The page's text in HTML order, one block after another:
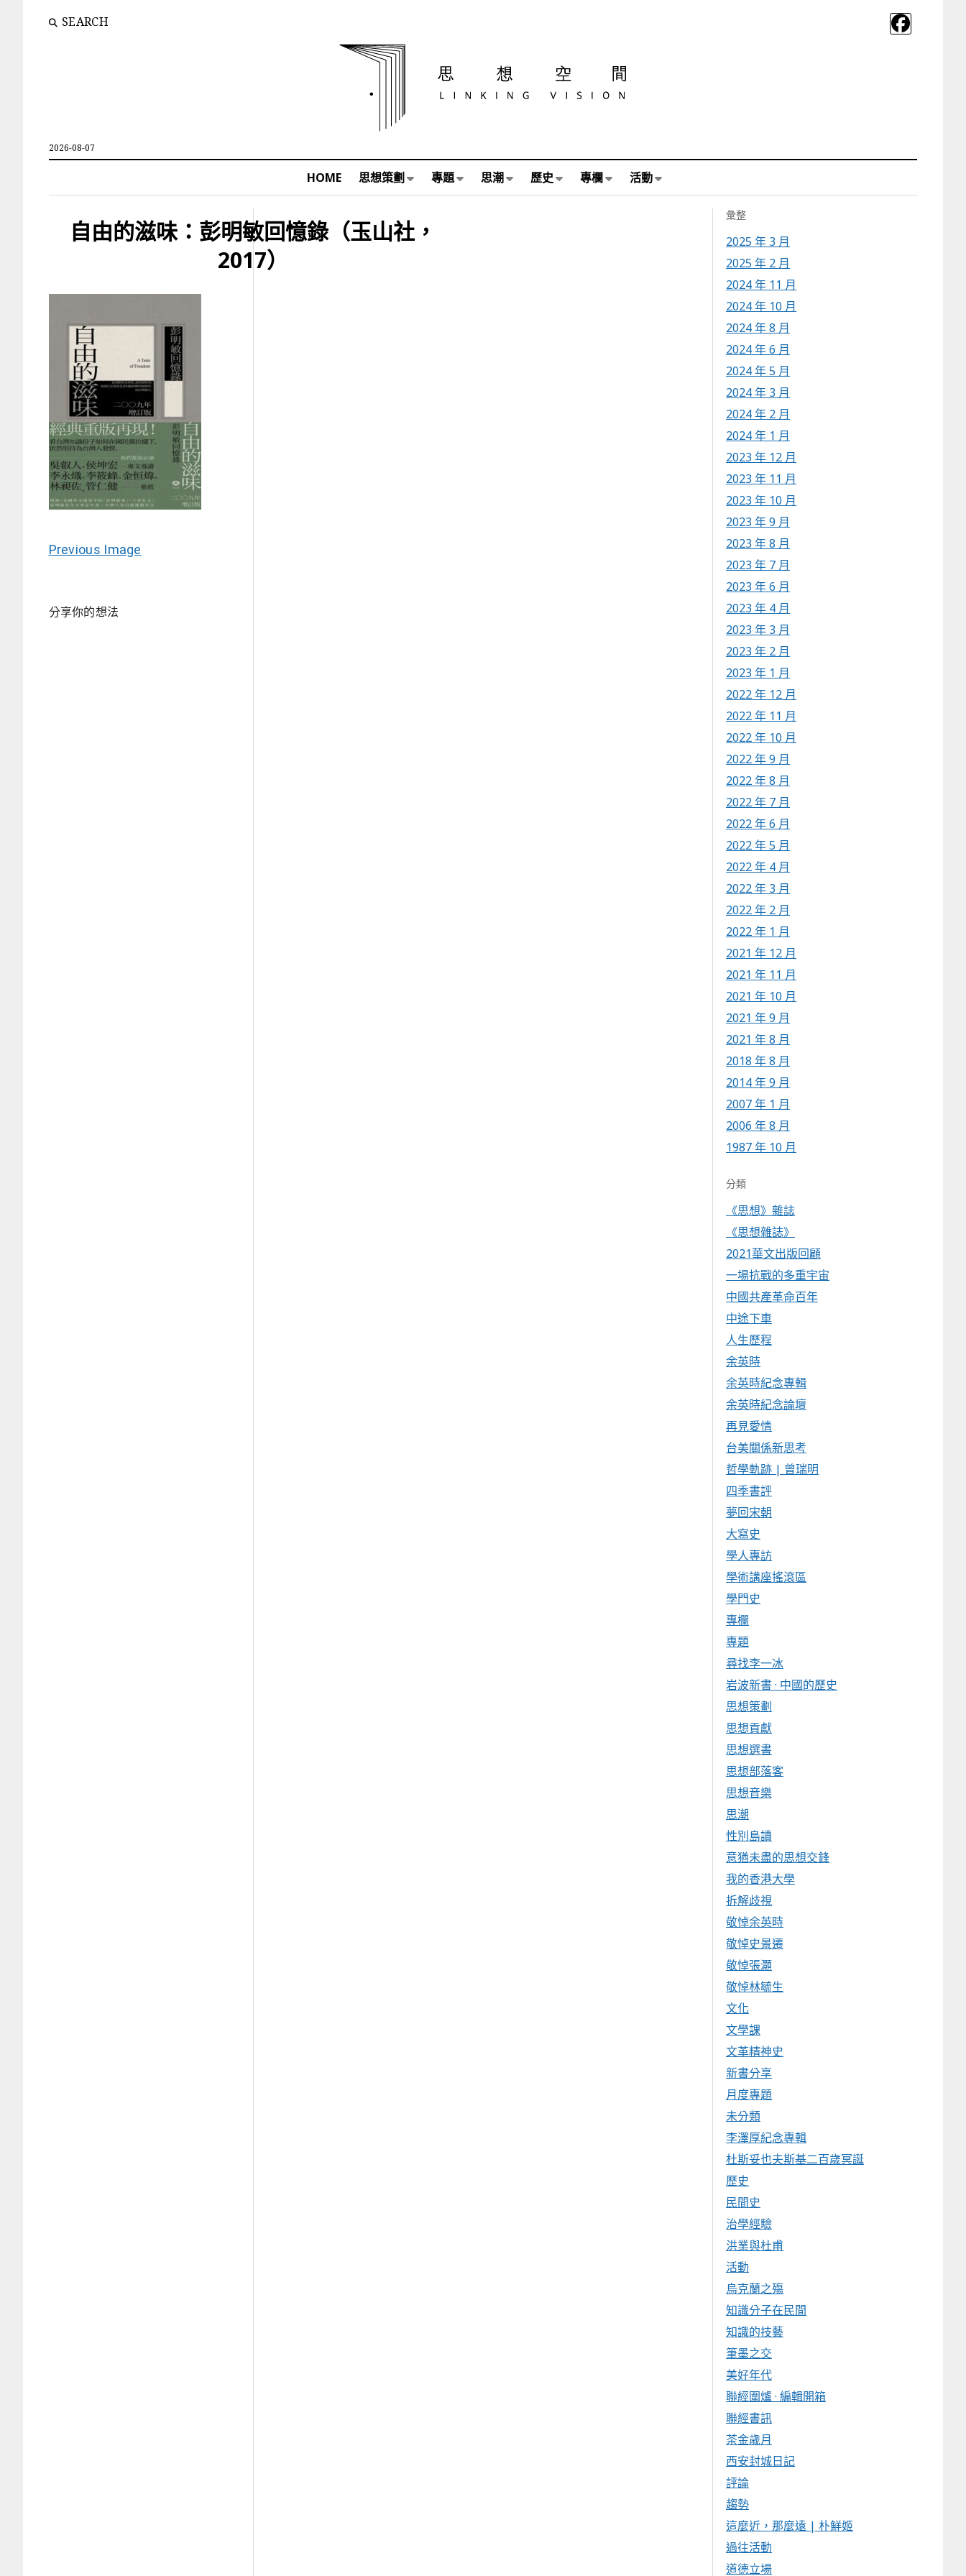
SEARCH
2026-08-07
HOME 思想策劃 專題 思潮 歷史 專欄 活動
自由的滋味：彭明敏回憶錄（玉山社，
2017）
Previous Image
分享你的想法
彙整
2025 年 3 月
2025 年 2 月
2024 年 11 月
2024 年 10 月
2024 年 8 月
2024 年 6 月
2024 年 5 月
2024 年 3 月
2024 年 2 月
2024 年 1 月
2023 年 12 月
2023 年 11 月
2023 年 10 月
2023 年 9 月
2023 年 8 月
2023 年 7 月
2023 年 6 月
2023 年 4 月
2023 年 3 月
2023 年 2 月
2023 年 1 月
2022 年 12 月
2022 年 11 月
2022 年 10 月
2022 年 9 月
2022 年 8 月
2022 年 7 月
2022 年 6 月
2022 年 5 月
2022 年 4 月
2022 年 3 月
2022 年 2 月
2022 年 1 月
2021 年 12 月
2021 年 11 月
2021 年 10 月
2021 年 9 月
2021 年 8 月
2018 年 8 月
2014 年 9 月
2007 年 1 月
2006 年 8 月
1987 年 10 月
分類
《思想》雜誌
《思想雜誌》
2021華文出版回顧
一場抗戰的多重宇宙
中國共產革命百年
中途下車
人生歷程
余英時
余英時紀念專輯
余英時紀念論壇
再見愛情
台美關係新思考
哲學軌跡 | 曾瑞明
四季書評
夢回宋朝
大寫史
學人專訪
學術講座搖滾區
學門史
專欄
專題
尋找李一冰
岩波新書 · 中國的歷史
思想策劃
思想貢獻
思想選書
思想部落客
思想音樂
思潮
性別島讀
意猶未盡的思想交鋒
我的香港大學
拆解歧視
敬悼余英時
敬悼史景遷
敬悼張灝
敬悼林毓生
文化
文學課
文革精神史
新書分享
月度專題
未分類
李澤厚紀念專輯
杜斯妥也夫斯基二百歲冥誕
歷史
民間史
治學經驗
洪業與杜甫
活動
烏克蘭之殤
知識分子在民間
知識的技藝
筆墨之交
美好年代
聯經圍爐 · 編輯開箱
聯經書訊
茶金歲月
西安封城日記
評論
趨勢
這麼近，那麼遠 | 朴鮮姬
過往活動
道德立場